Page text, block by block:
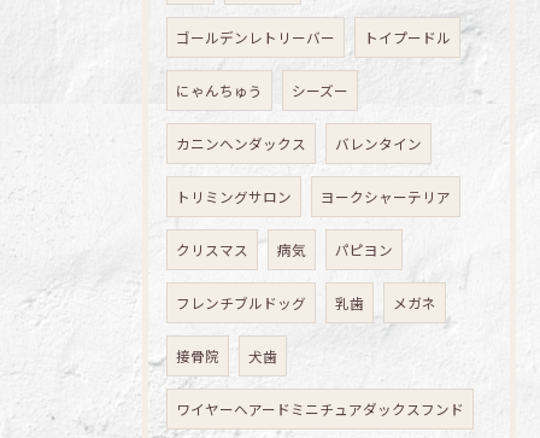
ゴールデンレトリーバー トイプードル
にゃんちゅう シーズー
カニンヘンダックス バレンタイン
トリミングサロン ヨークシャーテリア
クリスマス 病気 パピヨン
フレンチブルドッグ 乳歯 メガネ
接骨院 犬歯
ワイヤーヘアードミニチュアダックスフンド